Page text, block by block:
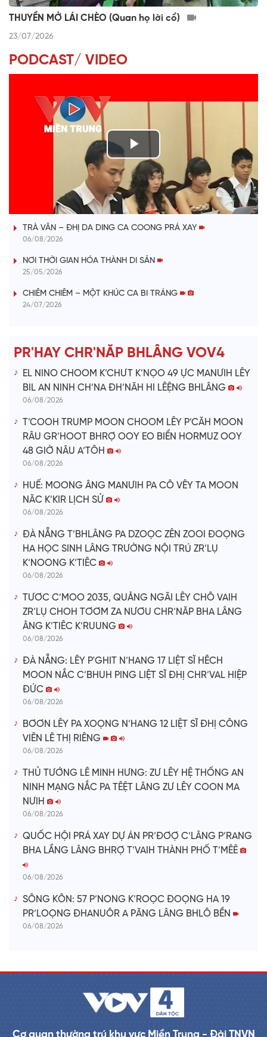
THUYỀN MỞ LÁI CHÈO (Quan họ lời cổ)
23/07/2026
PODCAST/ VIDEO
P
l
a
V
i
e
o
VÀI PHÚT DÀNH CHO QUẢNG BÁ
TRÀ VÂN – ĐHỊ DA DING CA COONG PRÁ XAY
06/08/2026
NƠI THỜI GIAN HÓA THÀNH DI SẢN
25/05/2026
CHIÊM CHIÊM – MỘT KHÚC CA BI TRÁNG
24/07/2026
PR'HAY CHR'NĂP BHLÂNG VOV4
EL NINO CHOOM K’CHƯT K’NỌO 49 ỰC MANƯIH LÊY
BIL AN NINH CH’NA ĐH’NĂH HI LÊỆNG BHLÂNG
06/08/2026
T’COOH TRUMP MOON CHOOM LÊY P’CĂH MOON
RÂU GR’HOOT BHRỢ OOY EO BIỂN HORMUZ OOY
48 GIỜ NÂU A’TÔH
06/08/2026
HUẾ: MOONG ÂNG MANƯIH PA CÔ VÊY TA MOON
NĂC K’KIR LỊCH SỬ
06/08/2026
ĐÀ NẴNG T’BHLÂNG PA DZOỌC ZÊN ZOOI ĐOỌNG
HA HỌC SINH LÂNG TRƯỜNG NỘI TRÚ ZR’LỤ
K’NOONG K’TIÊC
06/08/2026
TƯƠC C’MOO 2035, QUẢNG NGÃI LÊY CHÔ VAIH
ZR’LỤ CHOH TƠƠM ZA NƯƠU CHR’NĂP BHA LÂNG
ÂNG K’TIÊC K’RUUNG
06/08/2026
ĐÀ NẴNG: LÊY P'GHIT N’HANG 17 LIỆT SĨ HÊCH
MOON NẮC C’BHUH PING LIỆT SĨ ĐHỊ CHR’VAL HIỆP
ĐỨC
06/08/2026
BƠƠN LÊY PA XOỌNG N’HANG 12 LIỆT SĨ ĐHỊ CÔNG
VIÊN LÊ THỊ RIÊNG
06/08/2026
THỦ TƯỚNG LÊ MINH HƯNG: ZƯ LÊY HỆ THỐNG AN
NINH MẠNG NẮC PA TÊỆT LÂNG ZƯ LÊY COON MA
NƯIH
06/08/2026
QUỐC HỘI PRÁ XAY DỰ ÁN PR’ĐƠỢ C’LÂNG P’RANG
BHA LẦNG LÂNG BHRỢ T’VAIH THÀNH PHỐ T’MÊÊ
06/08/2026
SÔNG KÔN: 57 P’NONG K’ROỌC ĐOỌNG HA 19
PR’LOỌNG ĐHANUÔR A PĂNG LÂNG BHLÔ BỀN
06/08/2026
Cơ quan thường trú khu vực Miền Trung - Đài TNVN